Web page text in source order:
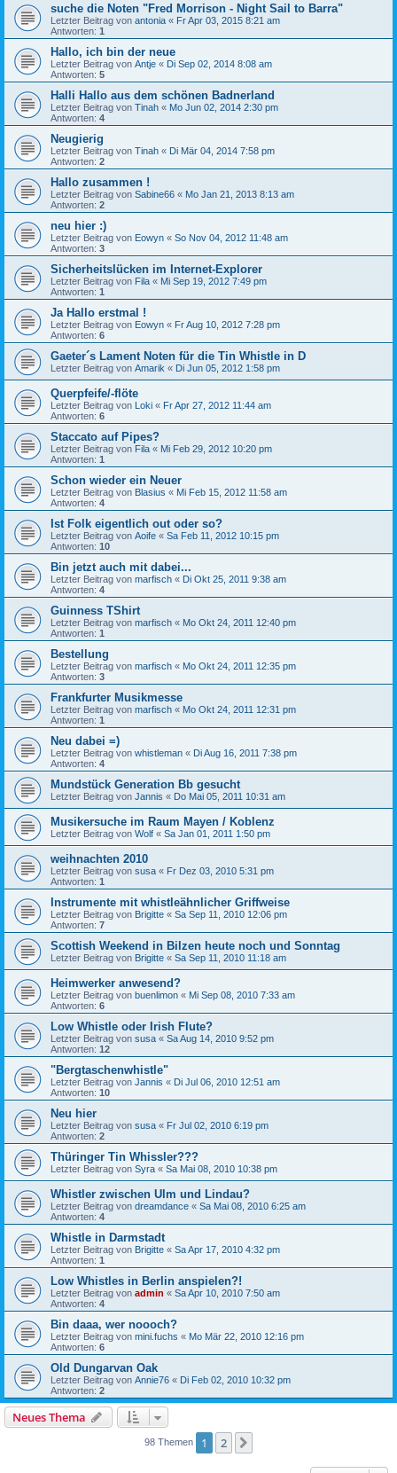
suche die Noten "Fred Morrison - Night Sail to Barra"
Letzter Beitrag von antonia « Fr Apr 03, 2015 8:21 am
Antworten: 1
Hallo, ich bin der neue
Letzter Beitrag von Antje « Di Sep 02, 2014 8:08 am
Antworten: 5
Halli Hallo aus dem schönen Badnerland
Letzter Beitrag von Tinah « Mo Jun 02, 2014 2:30 pm
Antworten: 4
Neugierig
Letzter Beitrag von Tinah « Di Mär 04, 2014 7:58 pm
Antworten: 2
Hallo zusammen !
Letzter Beitrag von Sabine66 « Mo Jan 21, 2013 8:13 am
Antworten: 2
neu hier :)
Letzter Beitrag von Eowyn « So Nov 04, 2012 11:48 am
Antworten: 3
Sicherheitslücken im Internet-Explorer
Letzter Beitrag von Fila « Mi Sep 19, 2012 7:49 pm
Antworten: 1
Ja Hallo erstmal !
Letzter Beitrag von Eowyn « Fr Aug 10, 2012 7:28 pm
Antworten: 6
Gaeter´s Lament Noten für die Tin Whistle in D
Letzter Beitrag von Amarik « Di Jun 05, 2012 1:58 pm
Querpfeife/-flöte
Letzter Beitrag von Loki « Fr Apr 27, 2012 11:44 am
Antworten: 6
Staccato auf Pipes?
Letzter Beitrag von Fila « Mi Feb 29, 2012 10:20 pm
Antworten: 1
Schon wieder ein Neuer
Letzter Beitrag von Blasius « Mi Feb 15, 2012 11:58 am
Antworten: 4
Ist Folk eigentlich out oder so?
Letzter Beitrag von Aoife « Sa Feb 11, 2012 10:15 pm
Antworten: 10
Bin jetzt auch mit dabei...
Letzter Beitrag von marfisch « Di Okt 25, 2011 9:38 am
Antworten: 4
Guinness TShirt
Letzter Beitrag von marfisch « Mo Okt 24, 2011 12:40 pm
Antworten: 1
Bestellung
Letzter Beitrag von marfisch « Mo Okt 24, 2011 12:35 pm
Antworten: 3
Frankfurter Musikmesse
Letzter Beitrag von marfisch « Mo Okt 24, 2011 12:31 pm
Antworten: 1
Neu dabei =)
Letzter Beitrag von whistleman « Di Aug 16, 2011 7:38 pm
Antworten: 4
Mundstück Generation Bb gesucht
Letzter Beitrag von Jannis « Do Mai 05, 2011 10:31 am
Musikersuche im Raum Mayen / Koblenz
Letzter Beitrag von Wolf « Sa Jan 01, 2011 1:50 pm
weihnachten 2010
Letzter Beitrag von susa « Fr Dez 03, 2010 5:31 pm
Antworten: 1
Instrumente mit whistleähnlicher Griffweise
Letzter Beitrag von Brigitte « Sa Sep 11, 2010 12:06 pm
Antworten: 7
Scottish Weekend in Bilzen heute noch und Sonntag
Letzter Beitrag von Brigitte « Sa Sep 11, 2010 11:18 am
Heimwerker anwesend?
Letzter Beitrag von buenlimon « Mi Sep 08, 2010 7:33 am
Antworten: 6
Low Whistle oder Irish Flute?
Letzter Beitrag von susa « Sa Aug 14, 2010 9:52 pm
Antworten: 12
"Bergtaschenwhistle"
Letzter Beitrag von Jannis « Di Jul 06, 2010 12:51 am
Antworten: 10
Neu hier
Letzter Beitrag von susa « Fr Jul 02, 2010 6:19 pm
Antworten: 2
Thüringer Tin Whissler???
Letzter Beitrag von Syra « Sa Mai 08, 2010 10:38 pm
Whistler zwischen Ulm und Lindau?
Letzter Beitrag von dreamdance « Sa Mai 08, 2010 6:25 am
Antworten: 4
Whistle in Darmstadt
Letzter Beitrag von Brigitte « Sa Apr 17, 2010 4:32 pm
Antworten: 1
Low Whistles in Berlin anspielen?!
Letzter Beitrag von admin « Sa Apr 10, 2010 7:50 am
Antworten: 4
Bin daaa, wer noooch?
Letzter Beitrag von mini.fuchs « Mo Mär 22, 2010 12:16 pm
Antworten: 6
Old Dungarvan Oak
Letzter Beitrag von Annie76 « Di Feb 02, 2010 10:32 pm
Antworten: 2
Neues Thema
98 Themen 1 2